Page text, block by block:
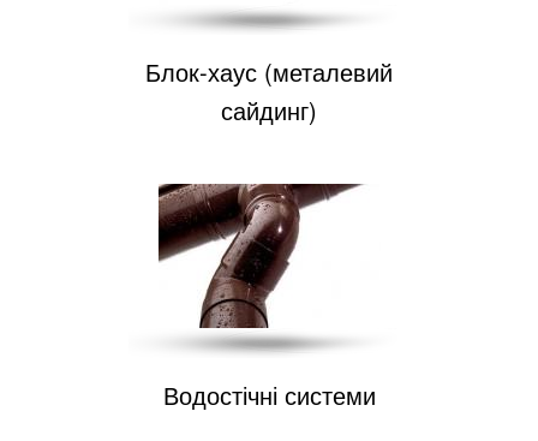
Блок-хаус (металевий
сайдинг)
Водостічні системи